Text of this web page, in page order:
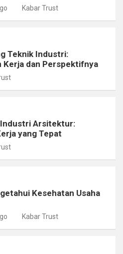
Kabar Trust
Teknik Industri:
Kerja dan Perspektifnya
Industri Arsitektur:
yang Tepat
Kesehatan Usaha
Kabar Trust